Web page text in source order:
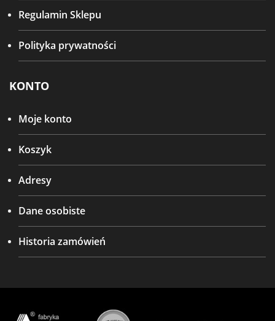
Regulamin Sklepu
Polityka prywatności
KONTO
Moje konto
Koszyk
Adresy
Dane osobiste
Historia zamówień